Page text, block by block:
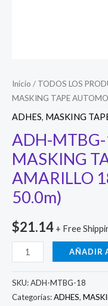
Inicio / TODOS LOS
MASKING TAPE
ADHES, MASKING
ADH-
MASKING
AMARILLO
50.0m)
$21.14 + Free
ADH-
MTBG-
18
ADHES
AÑADIR
SKU:ADH-MTBG-18
Categorías:ADHES,